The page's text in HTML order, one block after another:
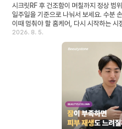
시크릿RF 후 건조함이 며칠까지 정상 범
일주일을 기준으로 나눠서 보세요. 수분
이때 멈춰야 할 홈케어, 다시 시작하는 시
2026. 8. 5.